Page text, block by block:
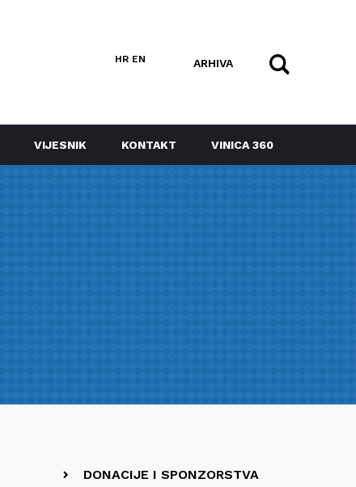
HR EN ARHIVA
VIJESNIK KONTAKT VINICA 360
DONACIJE I SPONZORSTVA